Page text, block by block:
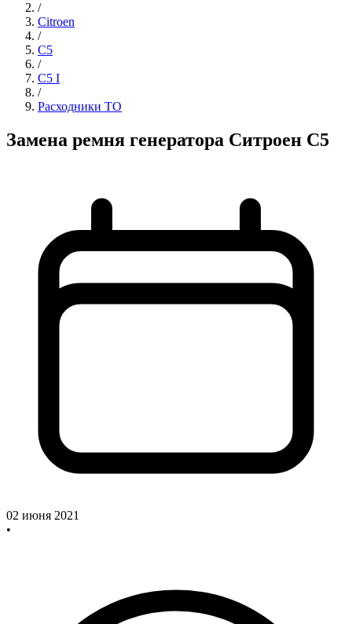
/
Citroen
/
C5
/
C5 I
/
Расходники ТО
Замена ремня генератора Ситроен С5
02 июня 2021
•